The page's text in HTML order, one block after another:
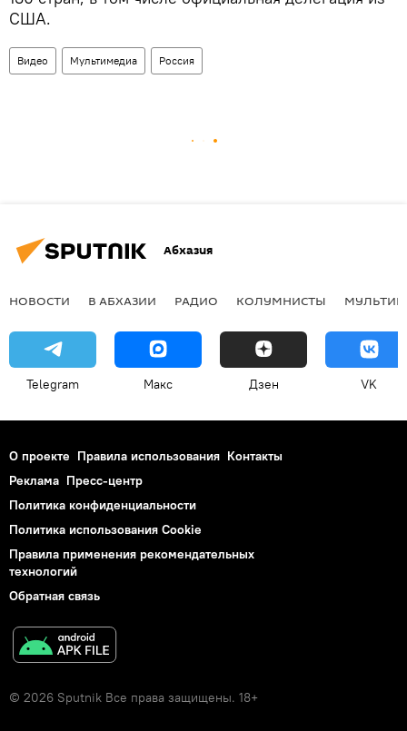
США.
Видео Мультимедиа Россия
Абхазия
НОВОСТИ В АБХАЗИИ РАДИО КОЛУМНИСТЫ
Telegram Макс Дзен VK
О проекте Правила использования Контакты
Реклама Пресс-центр
Политика конфиденциальности
Политика использования Cookie
Правила применения рекомендательных
технологий
Обратная связь
© 2026 Sputnik Все права защищены. 18+